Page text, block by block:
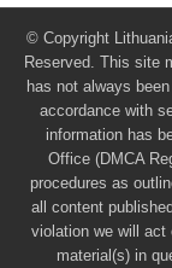
© Copyright
Reserved. This site
has not always
accordance with
information has
Office (DMCA
procedures as
all content
violation we will act
material(s) in